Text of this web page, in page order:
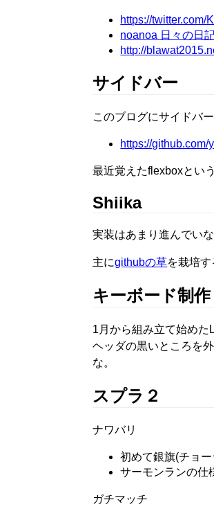
https://twitter.com/
noanoa 日々の日
http://
サイドバー
このブログにサイドバ
https://github.com/
最近覚えたflexboxとい
Shiika
実装はあまり進んでい
主にgithubの草を栽培す
キーボード制作
1月から組み立て始め
ヘッダの黒いところを
な。
スプラ２
ナワバリ
初めて銀旗(チョ
サーモンランの仕
ガチマッチ